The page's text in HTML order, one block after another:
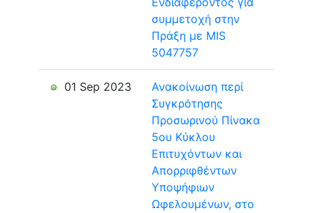
συμμετοχή στην
Πράξη με MIS
5047757
01 Sep 2023
Ανακοίνωση περί
Συγκρότησης
Προσωρινού Πίνακα
5ου Κύκλου
Επιτυχόντων και
Απορριφθέντων
Υποψήφιων
Ωφελουμένων, στο